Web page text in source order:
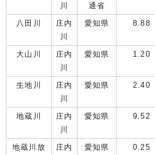
川
通省
八田川
庄内
川
愛知県 8.88
大山川
庄内
川
愛知県 1.20
生地川
庄内
川
愛知県 2.40
地蔵川
庄内
川
愛知県 9.52
地蔵川放
庄内
愛知県 0.25